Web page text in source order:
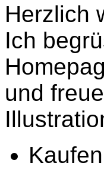
Herzlich
Ich
und